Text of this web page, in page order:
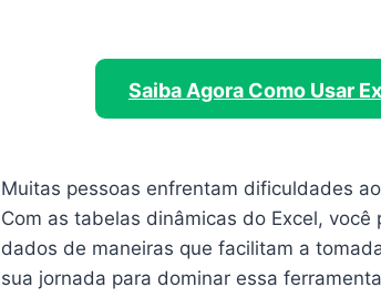
Saiba Agora Como Usar
Muitas pessoas enfrentam dificuldades
Com as tabelas dinâmicas do Excel,
dados de maneiras que facilitam a
sua jornada para dominar essa